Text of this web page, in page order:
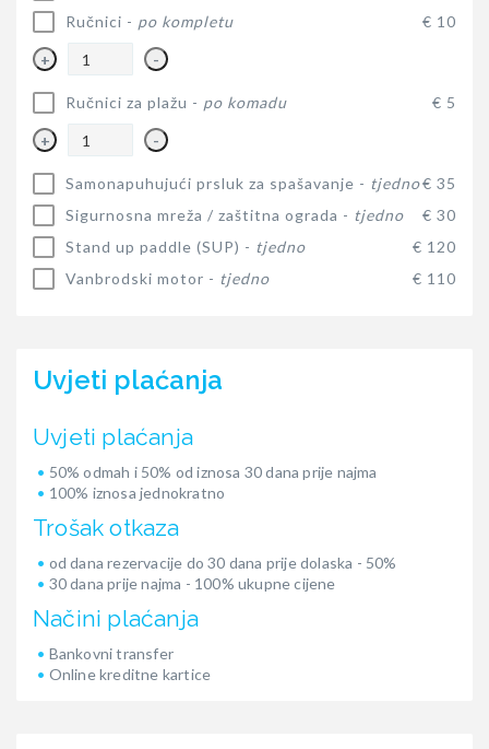
Ručnici - po kompletu € 10
+ -
Ručnici za plažu - po komadu € 5
+ -
Samonapuhujući prsluk za spašavanje - tjedno€ 35
Sigurnosna mreža / zaštitna ograda - tjedno
€ 30
Stand up paddle (SUP) - tjedno
€ 120
Vanbrodski motor - tjedno € 110
Uvjeti plaćanja
Uvjeti plaćanja
50% odmah i 50% od iznosa 30 dana prije najma
100% iznosa jednokratno
Trošak otkaza
od dana rezervacije do 30 dana prije dolaska - 50%
30 dana prije najma - 100% ukupne cijene
Načini plaćanja
Bankovni transfer
Online kreditne kartice